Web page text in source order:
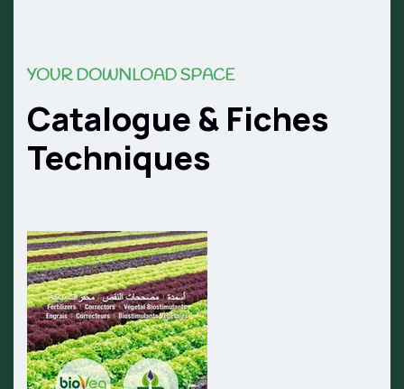
YOUR DOWNLOAD SPACE
Catalogue & Fiches
Techniques